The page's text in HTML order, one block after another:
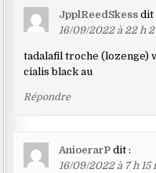
JpplReedSkess dit
16/09/2022 à 22 h
tadalafil troche (lozenge)
cialis black au
Répondre
AnioerarP dit :
16/09/2022 à 7 h 15